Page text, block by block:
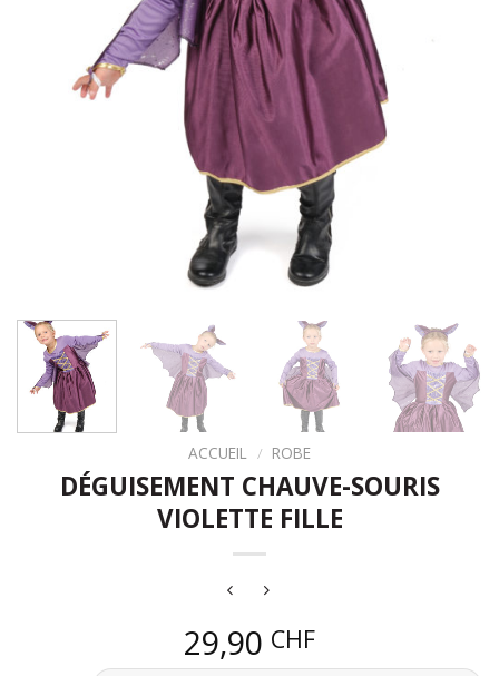
ACCUEIL / ROBE
DÉGUISEMENT CHAUVE-SOURIS
VIOLETTE FILLE
29,90 CHF